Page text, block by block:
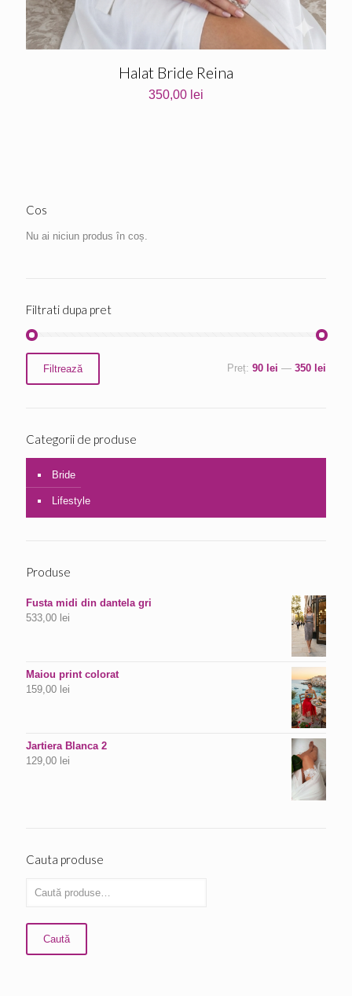
Halat Bride Reina
350,00 lei
Cos
Nu ai niciun produs în coș.
Filtrati dupa pret
minim
maximFiltrează Preț: 90 lei — 350 lei
Categorii de produse
Bride
Lifestyle
Produse
Fusta midi din dantela gri
533,00 lei
Maiou print colorat
159,00 lei
Jartiera Blanca 2
129,00 lei
Cauta produse
Caută